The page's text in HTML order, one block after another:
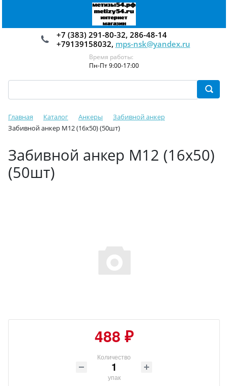
+7 (383) 291-80-32, 286-48-14
+79139158032, mps-nsk@yandex.ru
Время работы:
Пн-Пт 9:00-17:00
Главная Каталог Анкеры
Забивной анкер
Забивной анкер М12 (16х50) (50шт)
Забивной анкер М12 (16х50)
(50шт)
488 ₽
Количество
упак